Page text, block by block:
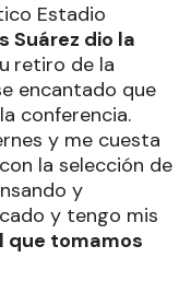
Estadio
Suárez dio la
retiro de la
encantado que
conferencia.
y me cuesta
la selección de
y
y tengo mis
que tomamos